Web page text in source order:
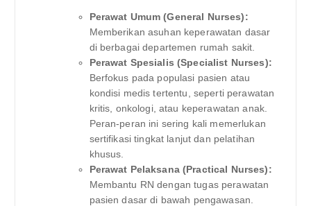
Perawat Umum (General Nurses):
Memberikan asuhan keperawatan dasar
di berbagai departemen rumah sakit.
Perawat Spesialis (Specialist Nurses):
Berfokus pada populasi pasien atau
kondisi medis tertentu, seperti perawatan
kritis, onkologi, atau keperawatan anak.
Peran-peran ini sering kali memerlukan
sertifikasi tingkat lanjut dan pelatihan
khusus.
Perawat Pelaksana (Practical Nurses):
Membantu RN dengan tugas perawatan
pasien dasar di bawah pengawasan.